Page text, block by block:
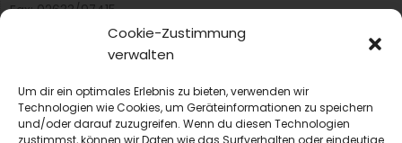
Cookie-Zustimmung
verwalten
Um dir ein optimales Erlebnis zu bieten, verwenden wir
Technologien wie Cookies, um Geräteinformationen zu speichern
und/oder darauf zuzugreifen. Wenn du diesen Technologien
zustimmst, können wir Daten wie das Surfverhalten oder eindeutige
Fax: 02633/97415
infobb@blmedien.de